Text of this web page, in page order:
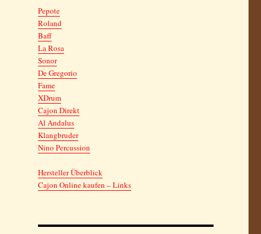
Pepote
Roland
Baff
La Rosa
Sonor
De Gregorio
Fame
XDrum
Cajon Direkt
Al Andalus
Klangbruder
Nino Percussion
Hersteller Überblick
Cajon Online kaufen – Links